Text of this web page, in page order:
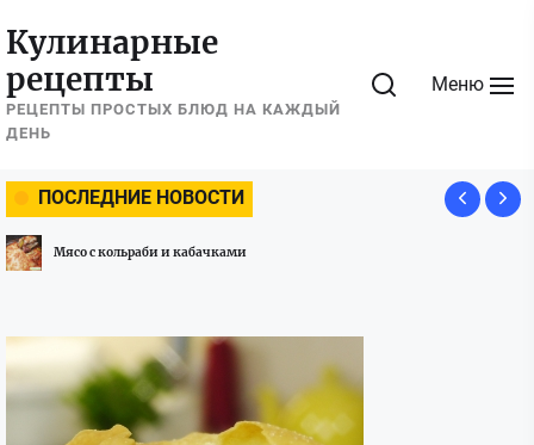
содержимому
Кулинарные
рецепты
РЕЦЕПТЫ ПРОСТЫХ БЛЮД НА КАЖДЫЙ
ДЕНЬ
Меню
ПОСЛЕДНИЕ НОВОСТИ
Мясо с кольраби и кабачками